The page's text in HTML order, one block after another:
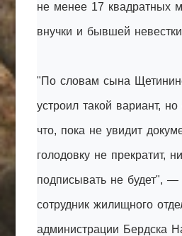
не менее 17 квадратных
внучки и бывшей
"По словам сына
устроил такой вариант, но
что, пока не увидит
голодовку не прекратит,
подписывать не будет", —
сотрудник жилищного
администрации Бердска